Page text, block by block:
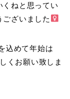
くねと思ってい
ございました‍
込めて年始は
くお願い致しま